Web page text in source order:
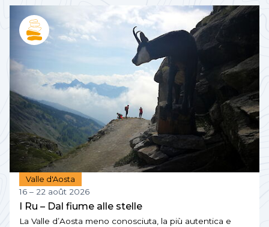
Valle d'Aosta
16 – 22 août 2026
I Ru – Dal fiume alle stelle
La Valle d’Aosta meno conosciuta, la più autentica e